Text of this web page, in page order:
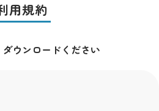
用規約
ウンロードください